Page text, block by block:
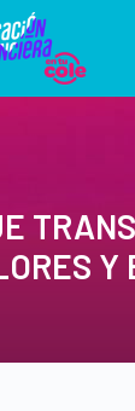
Y